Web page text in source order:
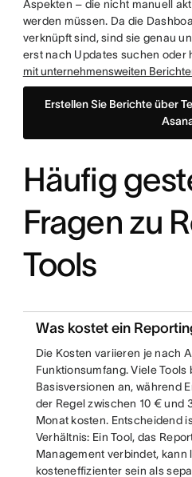
Aspekten – die nicht manuell
werden müssen. Da die
verknüpft sind, sind sie genau
erst nach Updates suchen oder
mit unternehmensweiten
Erstellen Sie Berichte über
Häufig
Fragen zu
Tools
Was kostet ein
Die Kosten variieren je nach
Funktionsumfang. Viele Tools
Basisversionen an, während
der Regel zwischen 10 € und
Monat kosten. Entscheidend
Verhältnis: Ein Tool, das
Management verbindet, kann
kosteneffizienter sein als